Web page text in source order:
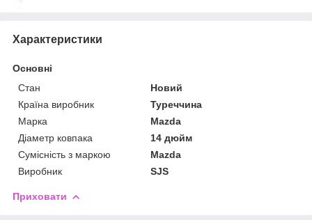
Характеристики
Основні
Стан
Новий
Країна виробник
Туреччина
Марка
Mazda
Діаметр ковпака
14 дюйм
Сумісність з маркою
Mazda
Виробник
SJS
Приховати